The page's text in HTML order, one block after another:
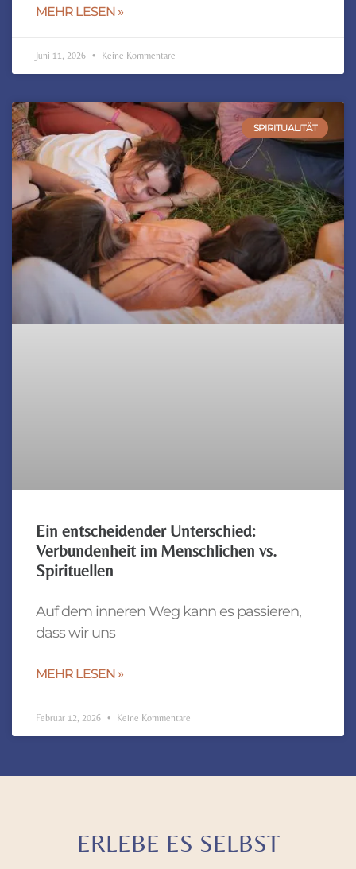
MEHR LESEN »
Juni 11, 2026 Keine Kommentare
SPIRITUALITÄT
Ein entscheidender Unterschied:
Verbundenheit im Menschlichen vs.
Spirituellen
Auf dem inneren Weg kann es passieren,
dass wir uns
MEHR LESEN »
Februar 12, 2026 Keine Kommentare
ERLEBE ES SELBST